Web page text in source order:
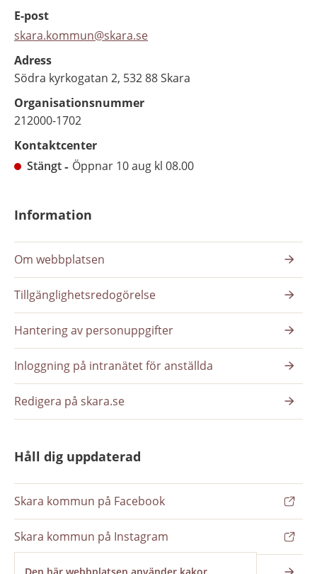
E-post
skara.kommun@skara.se
Adress
Södra kyrkogatan 2, 532 88 Skara
Organisationsnummer
212000-1702
Kontaktcenter
Stängt
Öppnar 10 aug kl 08.00
Information
Om webbplatsen
Tillgänglighetsredogörelse
Hantering av personuppgifter
Inloggning på intranätet för anställda
Redigera på skara.se
Håll dig uppdaterad
Skara kommun på Facebook
Skara kommun på Instagram